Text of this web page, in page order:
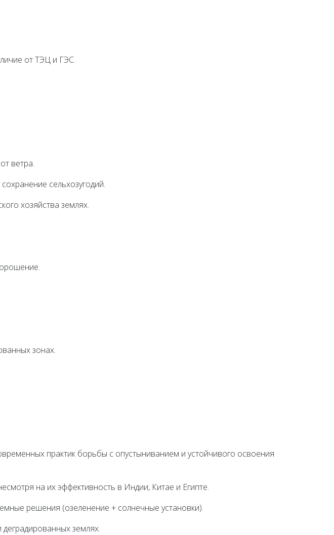
от ТЭЦ и ГЭС.
ветра.
сельхозугодий.
хозяйства землях.
зонах.
практик борьбы с опустыниванием и устойчивого освоения
на их эффективность в Индии, Китае и Египте.
решения (озеленение + солнечные установки).
землях.